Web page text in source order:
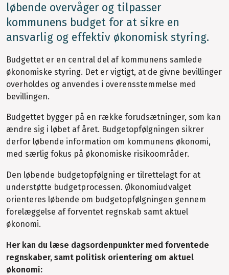
løbende overvåger og tilpasser
kommunens budget for at sikre en
ansvarlig og effektiv økonomisk styring.
Budgettet er en central del af kommunens samlede
økonomiske styring. Det er vigtigt, at de givne bevillinger
overholdes og anvendes i overensstemmelse med
bevillingen.
Budgettet bygger på en række forudsætninger, som kan
ændre sig i løbet af året. Budgetopfølgningen sikrer
derfor løbende information om kommunens økonomi,
med særlig fokus på økonomiske risikoområder.
Den løbende budgetopfølgning er tilrettelagt for at
understøtte budgetprocessen. Økonomiudvalget
orienteres løbende om budgetopfølgningen gennem
forelæggelse af forventet regnskab samt aktuel
økonomi.
Her kan du læse dagsordenpunkter med forventede
regnskaber, samt politisk orientering om aktuel
økonomi: